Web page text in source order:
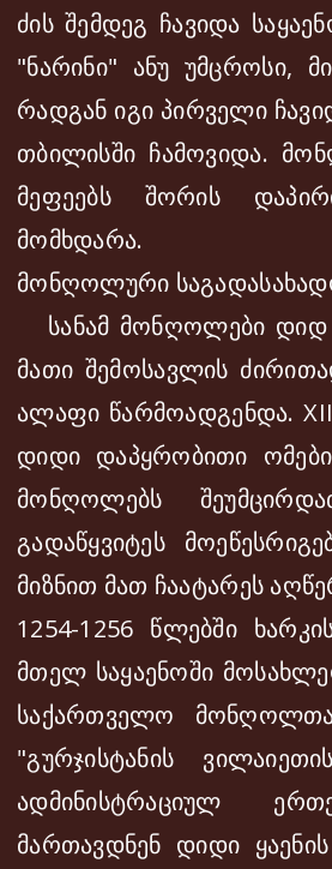
ძის შემდეგ ჩავიდა
"ნარინი" ანუ უმცროსი,
რადგან იგი პირველი
თბილისში ჩამოვიდა.
მეფეებს შორის
მომხდარა.
მონღოლური
სანამ მონღოლები დიდ
მათი შემოსავლის
ალაფი წარმოადგენდა.
დიდი დაპყრობითი
მონღოლებს
გადაწყვიტეს
მიზნით მათ ჩაატარეს
1254-1256 წლებში
მთელ საყაენოში
საქართველო მონღოლთა
"გურჯისტანის
ადმინისტრაციულ
მართავდნენ დიდი